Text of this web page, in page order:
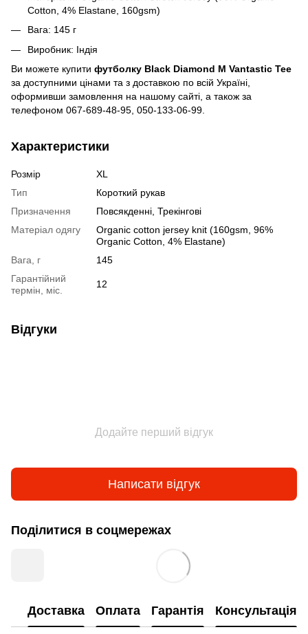
Cotton, 4% Elastane, 160gsm)
Вага: 145 г
Виробник: Індія
Ви можете купити футболку Black Diamond M Vantastic Tee
за доступними цінами та з доставкою по всій Україні,
оформивши замовлення на нашому сайті, а також за
телефоном 067-689-48-95, 050-133-06-99.
Характеристики
Розмір
XL
Тип
Короткий рукав
Призначення
Повсякденні, Трекінгові
Матеріал одягу
Organic cotton jersey knit (160gsm, 96%
Organic Cotton, 4% Elastane)
Вага, г
145
Гарантійний
термін, міс.
12
Відгуки
Додайте перший відгук
Написати відгук
Поділитися в соцмережах
Доставка Оплата Гарантія Консультація